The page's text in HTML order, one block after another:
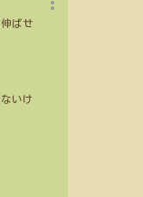
ばせ
いけ